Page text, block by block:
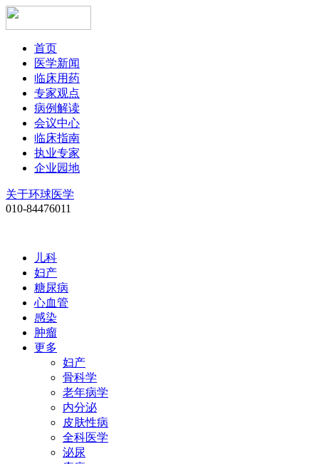
首页
医学新闻
临床用药
专家观点
病例解读
会议中心
临床指南
执业专家
企业园地
关于环球医学
010-84476011
儿科
妇产
糖尿病
心血管
感染
肿瘤
更多
妇产
骨科学
老年病学
内分泌
皮肤性病
全科医学
泌尿